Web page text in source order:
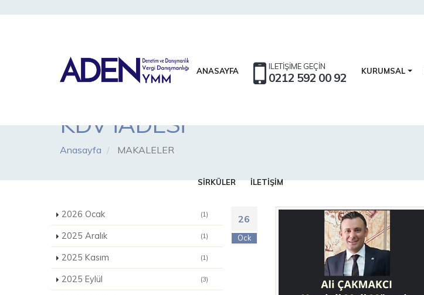
ANASAYFA ILETİŞİME GEÇİN
0212 592 00 92 KURUMSAL
SİRKÜLER İLETİŞİM
KDV İADESİ
Anasayfa MAKALELER
2026 Ocak (1)
2025 Aralık (1)
2025 Kasım (1)
2025 Eylül (3)
26
Ock